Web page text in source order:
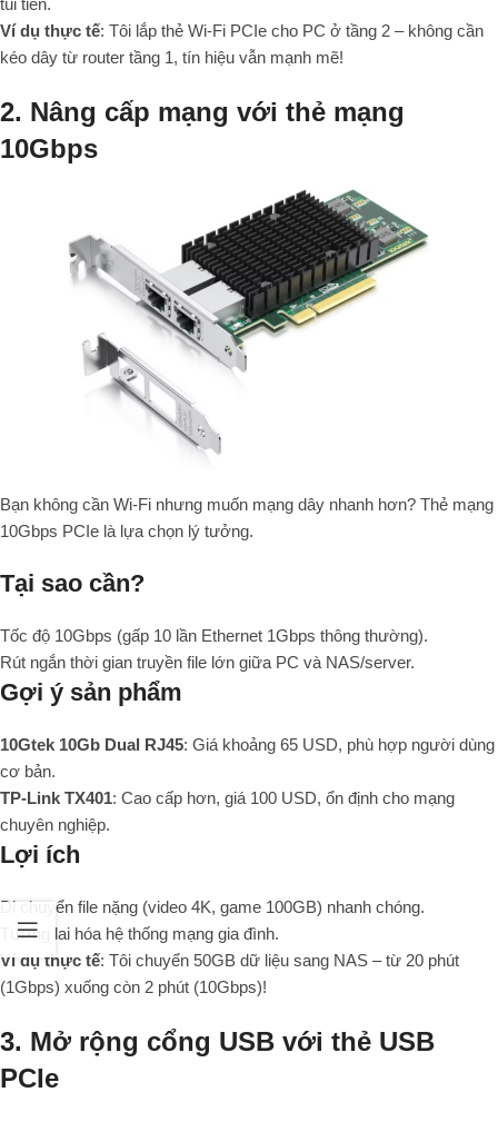
túi tiền.
Ví dụ thực tế: Tôi lắp thẻ Wi-Fi PCIe cho PC ở tầng 2 – không cần
kéo dây từ router tầng 1, tín hiệu vẫn mạnh mẽ!
2. Nâng cấp mạng với thẻ mạng
10Gbps
Bạn không cần Wi-Fi nhưng muốn mạng dây nhanh hơn? Thẻ mạng
10Gbps PCIe là lựa chọn lý tưởng.
Tại sao cần?
Tốc độ 10Gbps (gấp 10 lần Ethernet 1Gbps thông thường).
Rút ngắn thời gian truyền file lớn giữa PC và NAS/server.
Gợi ý sản phẩm
10Gtek 10Gb Dual RJ45: Giá khoảng 65 USD, phù hợp người dùng
cơ bản.
TP-Link TX401: Cao cấp hơn, giá 100 USD, ổn định cho mạng
chuyên nghiệp.
Lợi ích
Di chuyển file nặng (video 4K, game 100GB) nhanh chóng.
Tương lai hóa hệ thống mạng gia đình.
Ví dụ thực tế: Tôi chuyển 50GB dữ liệu sang NAS – từ 20 phút
(1Gbps) xuống còn 2 phút (10Gbps)!
3. Mở rộng cổng USB với thẻ USB
PCIe